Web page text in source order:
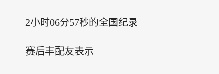
2小时06分57秒的全国纪录
赛后丰配友表示